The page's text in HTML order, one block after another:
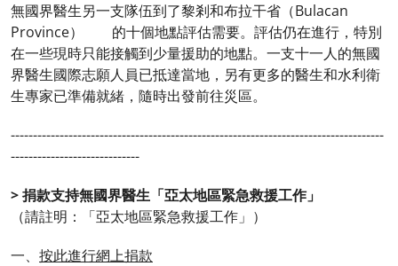
無國界醫生另一支隊伍到了黎剎和布拉干省（Bulacan
Province） 的十個地點評估需要。評估仍在進行，特別
在一些現時只能接觸到少量援助的地點。一支十一人的無國
界醫生國際志願人員已抵達當地，另有更多的醫生和水利衛
生專家已準備就緒，隨時出發前往災區。
------------------------------------------------------------------------------------
-----------------------------
> 捐款支持無國界醫生「亞太地區緊急救援工作」
（請註明：「亞太地區緊急救援工作」）
一、 按此進行網上捐款